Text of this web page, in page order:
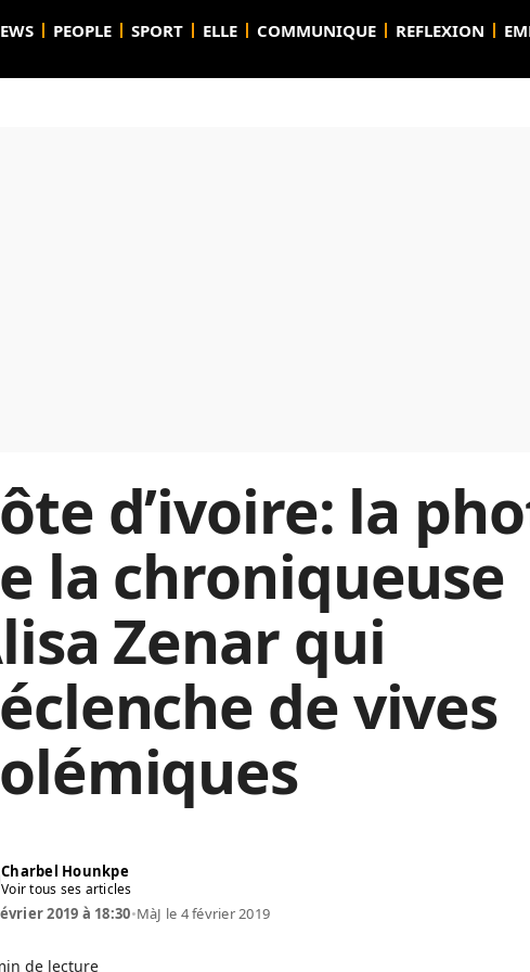
PEOPLE SPORT ELLE COMMUNIQUE REFLEXION
d’ivoire: la
la chroniqueuse
Zenar qui
de vives
Charbel Hounkpe
Voir tous ses articles
2019 à 18:30•MàJ le 4 février 2019
de lecture